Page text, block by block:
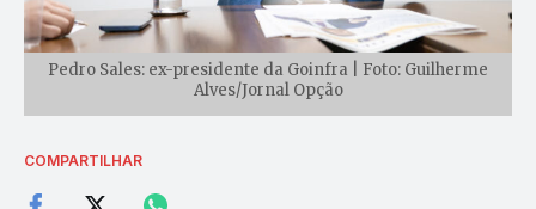
Pedro Sales: ex-presidente da Goinfra | Foto: Guilherme
Alves/Jornal Opção
COMPARTILHAR